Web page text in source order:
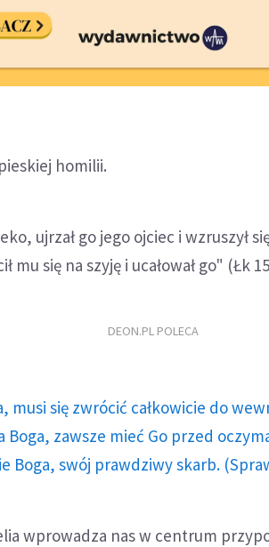
homilii.
ujrzał go jego ojciec i wzruszył
mu się na szyję i ucałował go" (Łk
DEON.PL POLECA
musi się zwrócić całkowicie do
zawsze mieć Go przed
Boga, swój prawdziwy skarb.
wprowadza nas w centrum